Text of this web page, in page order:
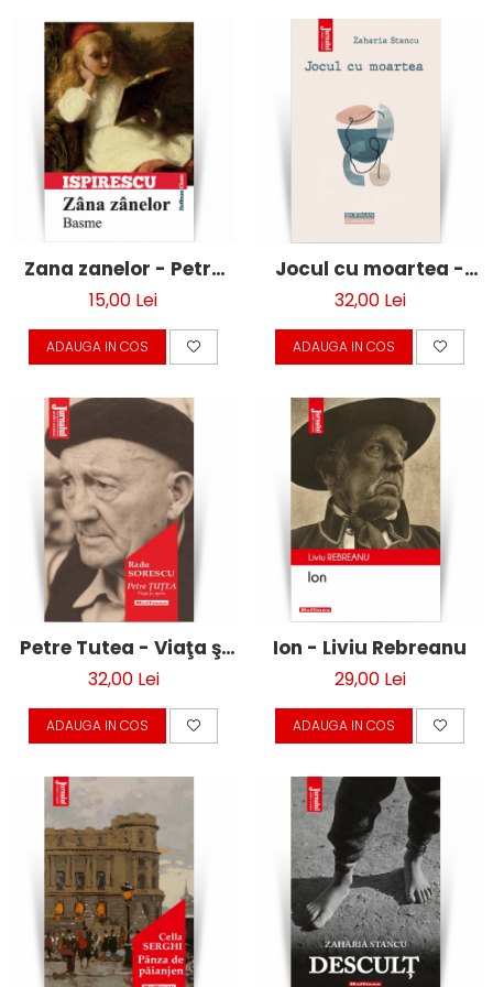
Zana zanelor - Petre
Ispirescu
15,00 Lei
ADAUGA IN COS
Jocul cu moartea -
Zaharia Stancu
32,00 Lei
ADAUGA IN COS
Petre Tutea - Viaţa şi
opera - Radu Sorescu
32,00 Lei
ADAUGA IN COS
Ion - Liviu Rebreanu
29,00 Lei
ADAUGA IN COS